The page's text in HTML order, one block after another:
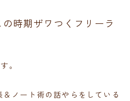
の時期ザワつくフリーラ
。
ノート術の話やらをしている